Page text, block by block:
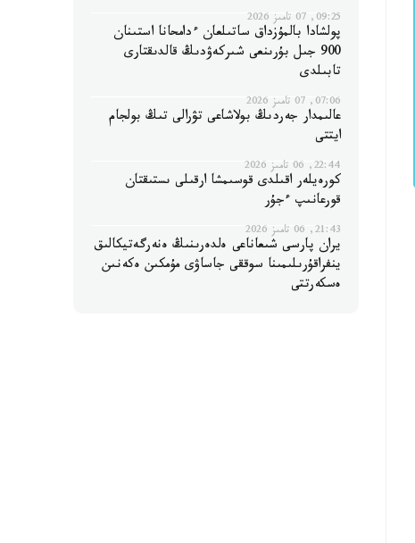
09:25, 07 تامىز 2026
پولشادا بالمۇزداق ساتىلعان ءدامحانا استىنان
900 جىل بۇرىنعى شىركەۋدىڭ قالدىقتارى
تابىلدى
07:06, 07 تامىز 2026
عالىمدار جەردىڭ بولاشاعى تۋرالى تىڭ بولجام
ايتتى
22:44, 06 تامىز 2026
كورەيلەر اقىلدى قوسىمشا ارقىلى ىستىقتان
قورعانىپ ءجۇر
21:43, 06 تامىز 2026
يران پارسى شىعاناعى ەلدەرىنىڭ ەنەرگەتيكالىق
ينفراقۇرىلىمىنا سوققى جاساۋى مۇمكىن ەكەنىن
ەسكەرتتى